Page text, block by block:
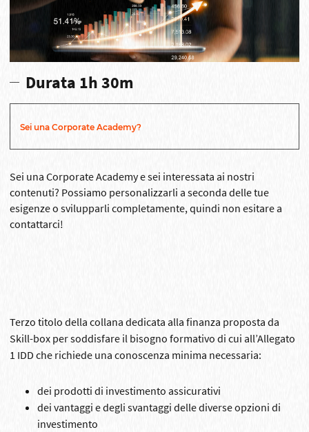
Durata 1h 30m
Sei una Corporate Academy?
Sei una Corporate Academy e sei interessata ai nostri
contenuti? Possiamo personalizzarli a seconda delle tue
esigenze o svilupparli completamente, quindi non esitare a
contattarci!
Terzo titolo della collana dedicata alla finanza proposta da
Skill-box per soddisfare il bisogno formativo di cui all’Allegato
1 IDD che richiede una conoscenza minima necessaria:
dei prodotti di investimento assicurativi
dei vantaggi e degli svantaggi delle diverse opzioni di
investimento